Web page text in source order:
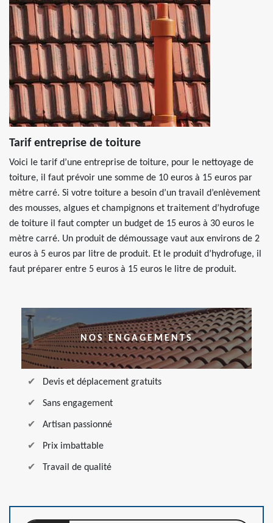
Tarif entreprise de toiture
Voici le tarif d’une entreprise de toiture, pour le nettoyage de
toiture, il faut prévoir une somme de 10 euros à 15 euros par
mètre carré. Si votre toiture a besoin d’un travail d’enlèvement
des mousses, algues et champignons et traitement d’hydrofuge
de toiture il faut compter un budget de 15 euros à 30 euros le
mètre carré. Un produit de démoussage vaut aux environs de 2
euros à 5 euros par litre de produit. Et le produit d’hydrofuge, il
faut préparer entre 5 euros à 15 euros le litre de produit.
NOS ENGAGEMENTS
Devis et déplacement gratuits
Sans engagement
Artisan passionné
Prix imbattable
Travail de qualité